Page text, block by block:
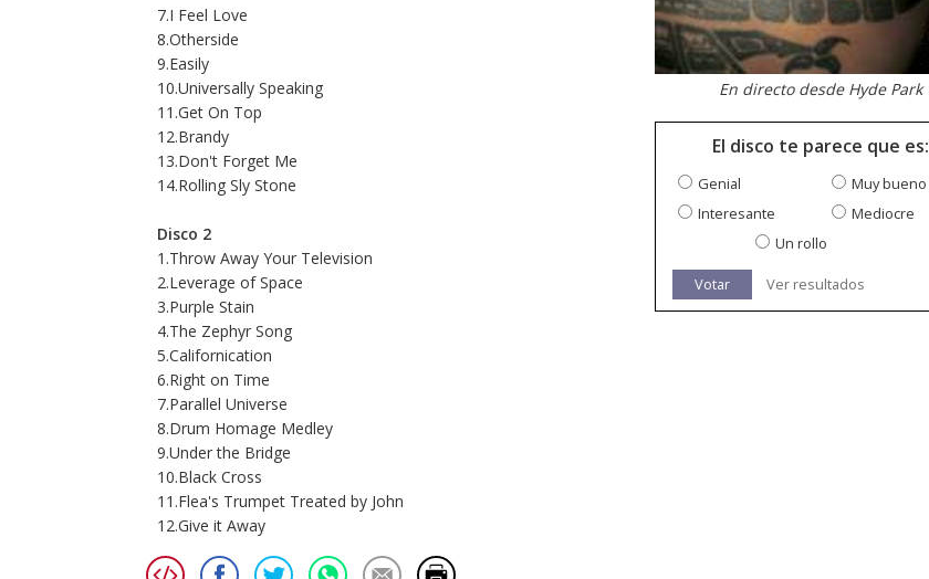
7.I Feel Love
8.Otherside
9.Easily
10.Universally Speaking
11.Get On Top
12.Brandy
13.Don't Forget Me
14.Rolling Sly Stone
Disco 2
1.Throw Away Your Television
2.Leverage of Space
3.Purple Stain
4.The Zephyr Song
5.Californication
6.Right on Time
7.Parallel Universe
8.Drum Homage Medley
9.Under the Bridge
10.Black Cross
11.Flea's Trumpet Treated by John
12.Give it Away
En directo desde Hyde Park
El disco te parece que es:
Genial
Muy bueno
Interesante
Mediocre
Un rollo
Votar Ver resultados